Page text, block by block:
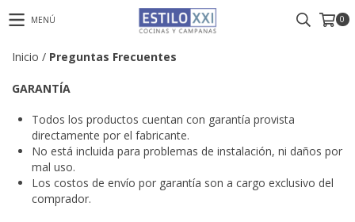
MENÚ 0
Inicio / Preguntas Frecuentes
GARANTÍA
Todos los productos cuentan con garantía provista
directamente por el fabricante.
No está incluida para problemas de instalación, ni daños por
mal uso.
Los costos de envío por garantía son a cargo exclusivo del
comprador.